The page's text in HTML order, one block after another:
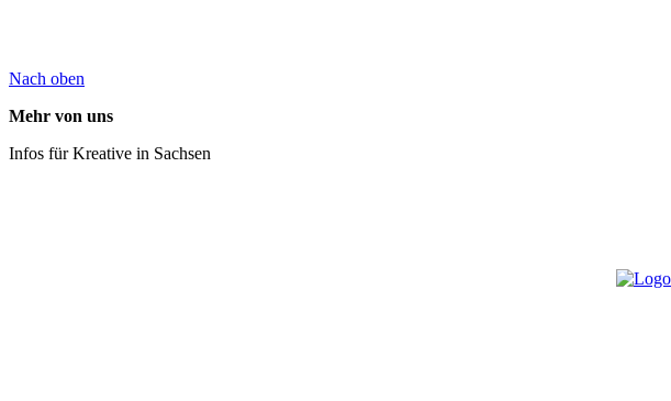
Nach oben
Mehr von uns
Infos für Kreative in Sachsen